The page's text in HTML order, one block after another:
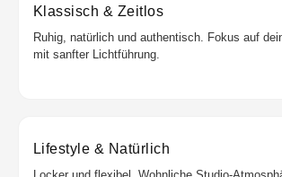
Klassisch & Zeitlos
Ruhig, natürlich und authentisch. Fokus auf
mit sanfter Lichtführung.
Lifestyle & Natürlich